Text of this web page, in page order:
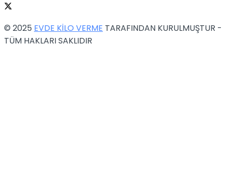
© 2025 EVDE KİLO VERME TARAFINDAN KURULMUŞTUR -
TÜM HAKLARI SAKLIDIR